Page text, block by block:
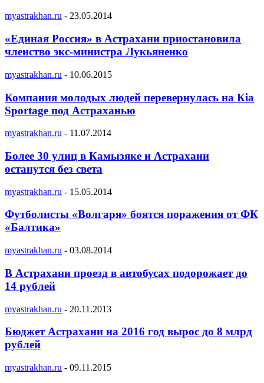
myastrakhan.ru - 23.05.2014
«Единая Россия» в Астрахани приостановила
членство экс-министра Лукьяненко
myastrakhan.ru - 10.06.2015
Компания молодых людей перевернулась на Кia
Sportage под Астраханью
myastrakhan.ru - 11.07.2014
Более 30 улиц в Камызяке и Астрахани
останутся без света
myastrakhan.ru - 15.05.2014
Футболисты «Волгаря» боятся поражения от ФК
«Балтика»
myastrakhan.ru - 03.08.2014
В Астрахани проезд в автобусах подорожает до
14 рублей
myastrakhan.ru - 20.11.2013
Бюджет Астрахани на 2016 год вырос до 8 млрд
рублей
myastrakhan.ru - 09.11.2015